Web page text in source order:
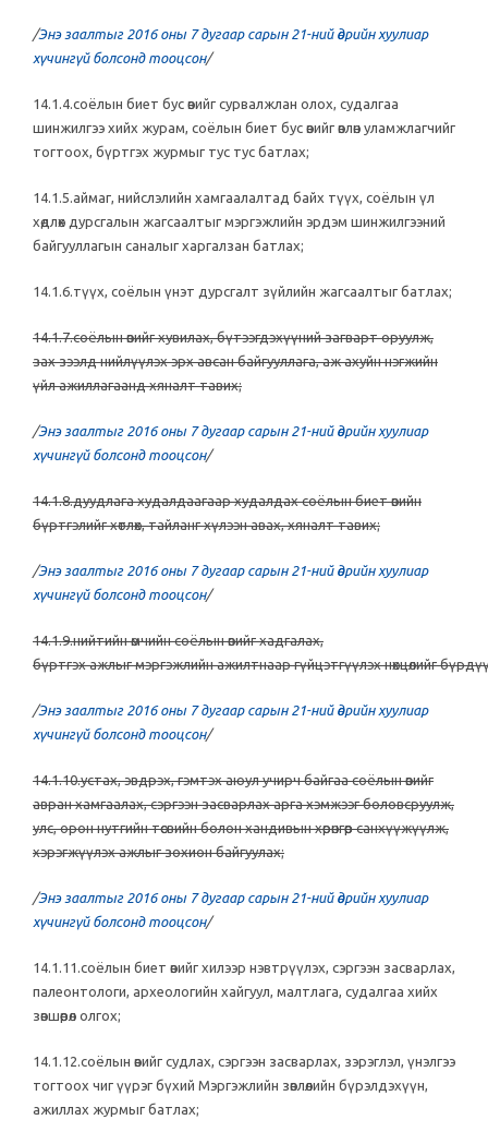
/Энэ заалтыг 2016 оны 7 дугаар сарын 21-ний өдрийн хуулиар
хүчингүй болсонд тооцсон/
14.1.4.соёлын биет бус өвийг сурвалжлан олох, судалгаа
шинжилгээ хийх журам, соёлын биет бус өвийг өвлөн уламжлагчийг
тогтоох, бүртгэх журмыг тус тус батлах;
14.1.5.аймаг, нийслэлийн хамгаалалтад байх түүх, соёлын үл
хөдлөх дурсгалын жагсаалтыг мэргэжлийн эрдэм шинжилгээний
байгууллагын саналыг харгалзан батлах;
14.1.6.түүх, соёлын үнэт дурсгалт зүйлийн жагсаалтыг батлах;
14.1.7.соёлын өвийг хувилах, бүтээгдэхүүний загварт оруулж,
зах зээлд нийлүүлэх эрх авсан байгууллага, аж ахуйн нэгжийн
үйл ажиллагаанд хяналт тавих;
/Энэ заалтыг 2016 оны 7 дугаар сарын 21-ний өдрийн хуулиар
хүчингүй болсонд тооцсон/
14.1.8.дуудлага худалдаагаар худалдах соёлын биет өвийн
бүртгэлийг хөтлөх, тайланг хүлээн авах, хяналт тавих;
/Энэ заалтыг 2016 оны 7 дугаар сарын 21-ний өдрийн хуулиар
хүчингүй болсонд тооцсон/
14.1.9.нийтийн өмчийн соёлын өвийг хадгалах,
бүртгэх ажлыг мэргэжлийн ажилтнаар гүйцэтгүүлэх нөхцөлийг
/Энэ заалтыг 2016 оны 7 дугаар сарын 21-ний өдрийн хуулиар
хүчингүй болсонд тооцсон/
14.1.10.устах, эвдрэх, гэмтэх аюул учирч байгаа соёлын өвийг
авран хамгаалах, сэргээн засварлах арга хэмжээг боловсруулж,
улс, орон нутгийн төсвийн болон хандивын хөрөнгөөр санхүүжүүлж,
хэрэгжүүлэх ажлыг зохион байгуулах;
/Энэ заалтыг 2016 оны 7 дугаар сарын 21-ний өдрийн хуулиар
хүчингүй болсонд тооцсон/
14.1.11.соёлын биет өвийг хилээр нэвтрүүлэх, сэргээн засварлах,
палеонтологи, археологийн хайгуул, малтлага, судалгаа хийх
зөвшөөрөл олгох;
14.1.12.соёлын өвийг судлах, сэргээн засварлах, зэрэглэл, үнэлгээ
тогтоох чиг үүрэг бүхий Мэргэжлийн зөвлөлийн бүрэлдэхүүн,
ажиллах журмыг батлах;